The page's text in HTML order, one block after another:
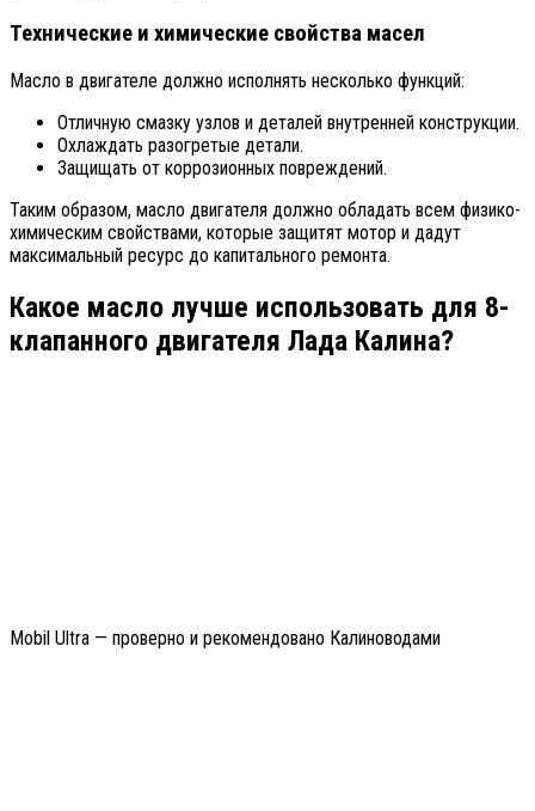
Технические и химические свойства масел
Масло в двигателе должно исполнять несколько функций:
Отличную смазку узлов и деталей внутренней конструкции.
Охлаждать разогретые детали.
Защищать от коррозионных повреждений.
Таким образом, масло двигателя должно обладать всем физико-
химическим свойствами, которые защитят мотор и дадут
максимальный ресурс до капитального ремонта.
Какое масло лучше использовать для 8-
клапанного двигателя Лада Калина?
Mobil Ultra — проверно и рекомендовано Калиноводами